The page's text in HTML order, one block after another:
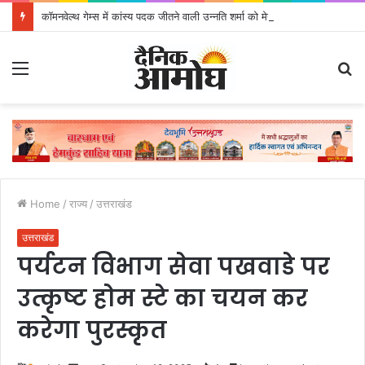
Home / राज्य / उत्तराखंड
उत्तराखंड
पर्यटन विभाग सेवा पखवाडे पर
उत्कृष्ट होम स्टे का चयन कर
करेगा पुरस्कृत